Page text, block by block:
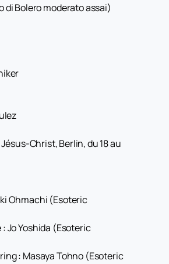
di Bolero moderato assai)
Christ, Berlin, du 18 au
Ohmachi (Esoteric
Jo Yoshida (Esoteric
: Masaya Tohno (Esoteric